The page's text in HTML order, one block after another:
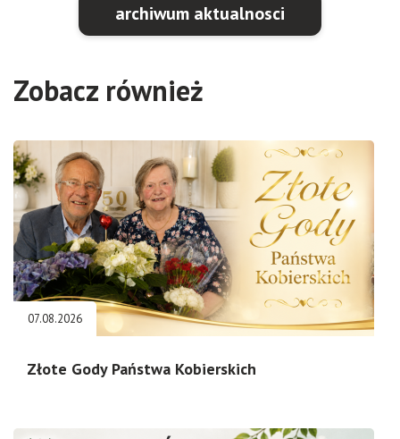
archiwum aktualnosci
Zobacz również
07.08.2026
Złote Gody Państwa Kobierskich